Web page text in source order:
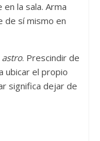
la sala. Arma
de sí mismo en
. Prescindir de
ubicar el propio
significa dejar de